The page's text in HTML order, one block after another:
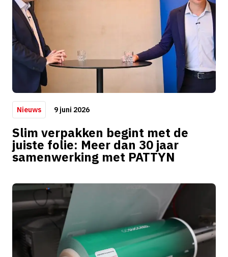
Nieuws 9 juni 2026
Slim verpakken begint met de
juiste folie: Meer dan 30 jaar
samenwerking met PATTYN